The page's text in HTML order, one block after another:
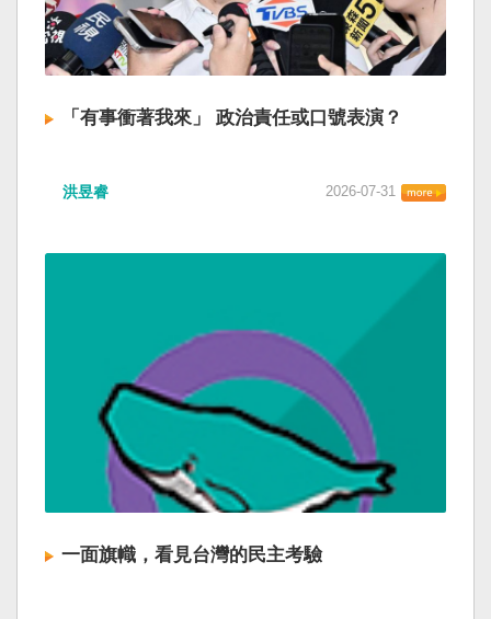
「有事衝著我來」 政治責任或口號表演？
洪昱睿 2026-07-31
一面旗幟，看見台灣的民主考驗